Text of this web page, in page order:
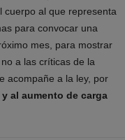
cuerpo al que representa
para convocar una
mes, para mostrar
a las críticas de la
acompañe a la ley, por
al aumento de carga